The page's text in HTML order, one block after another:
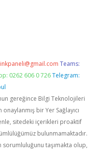
Teams:
0262 606 0 726 Telegram:
gereğince Bilgi Teknolojileri
bir Yer Sağlayıcı
sitedeki içerikleri proaktif
bulunmamaktadır.
sorumluluğunu taşımakta olup,